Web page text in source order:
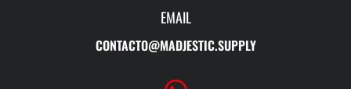
EMAIL
CONTACTO@MADJESTIC.SUPPLY